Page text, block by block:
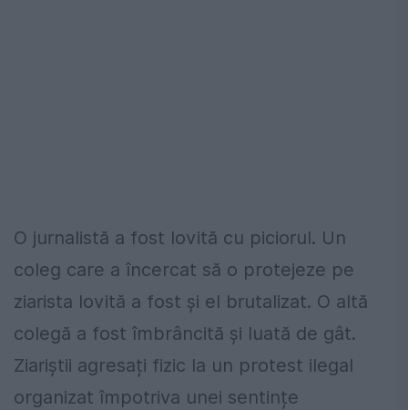
O jurnalistă a fost lovită cu piciorul. Un
coleg care a încercat să o protejeze pe
ziarista lovită a fost și el brutalizat. O altă
colegă a fost îmbrâncită și luată de gât.
Ziariștii agresați fizic la un protest ilegal
organizat împotriva unei sentințe